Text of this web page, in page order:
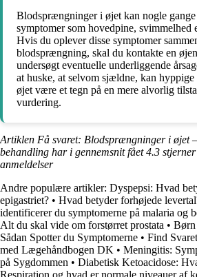
Blodsprængninger i øjet kan nogle gange
symptomer som hovedpine, svimmelhed
Hvis du oplever disse symptomer
blodsprængning, skal du kontakte en
undersøgt eventuelle underliggende
at huske, at selvom sjældne, kan
øjet være et tegn på en mere alvorlig
vurdering.
Artiklen Få svaret: Blodsprængninger i øjet
behandling har i gennemsnit fået4.3
anmeldelser
Andre populære artikler: Dyspepsi: Hvad
epigastriet? • Hvad betyder forhøjede
identificerer du symptomerne på malaria og
Alt du skal vide om forstørret prostata • Børn
Sådan Spotter du Symptomerne • Find
med Lægehåndbogen DK • Meningitis:
på Sygdommen • Diabetisk Ketoacidose: